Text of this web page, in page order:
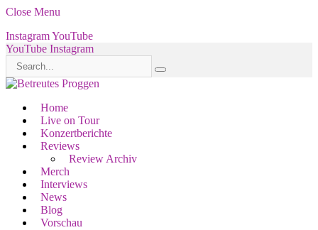
Close Menu
InstagramYouTube
YouTube Instagram
Home
Live on Tour
Konzertberichte
Reviews
Review Archiv
Merch
Interviews
News
Blog
Vorschau